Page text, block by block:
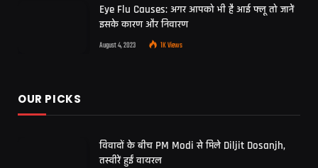
Eye Flu Causes: अगर आपको भी है आई फ्लू तो जानें
इसके कारण और निवारण
August 4, 2023 1KViews
OUR PICKS
विवादों के बीच PM Modi से मिले Diljit Dosanjh,
तस्वीरें हुईं वायरल